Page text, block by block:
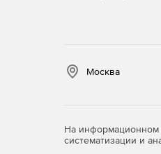
WhatsUp Gold
WhatsUp Gold:
Москва
На
систематизации и